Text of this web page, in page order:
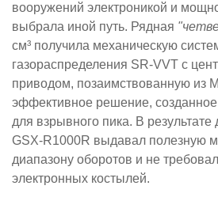
вооружений электроникой и
выбрала иной путь. Рядная
см³ получила механическую
газораспределения SR-VVT с
приводом, позаимствованную из
эффективное решение,
для взрывного пика. В результате
GSX-R1000R выдавал полезную
диапазону оборотов и не
электронных костылей.